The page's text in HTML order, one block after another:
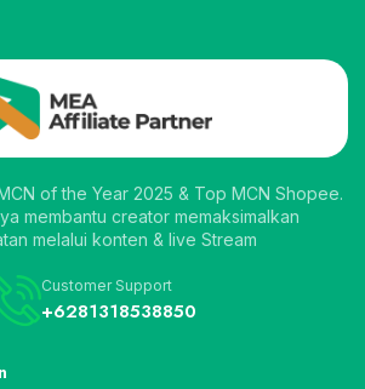
of the Year 2025 & Top MCN Shopee.
membantu creator memaksimalkan
melalui konten & live Stream
Customer Support
+6281318538850